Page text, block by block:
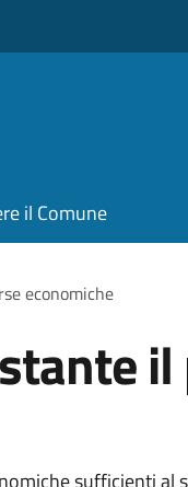
il Comune
economiche
sufficienti